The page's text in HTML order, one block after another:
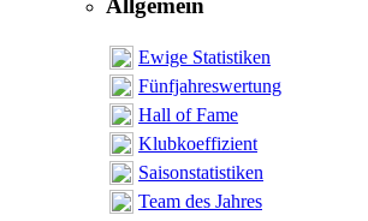
Allgemein
Ewige Statistiken
Fünfjahreswertung
Hall of Fame
Klubkoeffizient
Saisonstatistiken
Team des Jahres